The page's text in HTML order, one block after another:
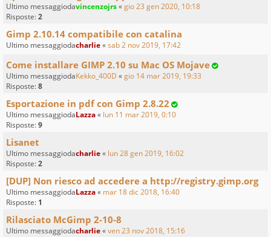
Ultimo messaggiodavincenzojrs«gio 23 gen 2020, 10:18
Risposte:2
Gimp 2.10.14 compatibile con catalina
Ultimo messaggiodacharlie«sab 2 nov 2019, 17:42
Come installare GIMP 2.10 su Mac OS Mojave
Ultimo messaggiodaKekko_400D «gio 14 mar 2019, 19:33
Risposte:8
Esportazione in pdf con Gimp 2.8.22
Ultimo messaggiodaLazza« lun 11 mar 2019, 0:10
Risposte:9
Lisanet
Ultimo messaggiodacharlie« lun 28 gen 2019, 16:02
Risposte:2
[DUP] Non riesco ad accedere a http://registry.gimp.org
Ultimo messaggiodaLazza« mar 18 dic 2018, 16:40
Risposte: 1
Rilasciato McGimp 2-10-8
Ultimo messaggiodacharlie«ven 23 nov 2018, 15:16